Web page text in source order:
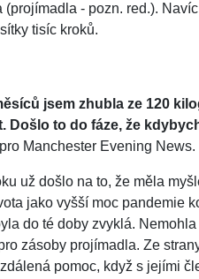
(projímadla - pozn. red.).
tisíc kroků.
jsem zhubla ze 120
Došlo to do fáze, že
Manchester Evening News.
už došlo na to, že měla
jako vyšší moc pandemie
do té doby zvyklá.
zásoby projímadla. Ze
pomoc, když s jejími